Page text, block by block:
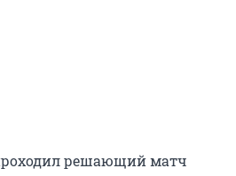
решающий матч